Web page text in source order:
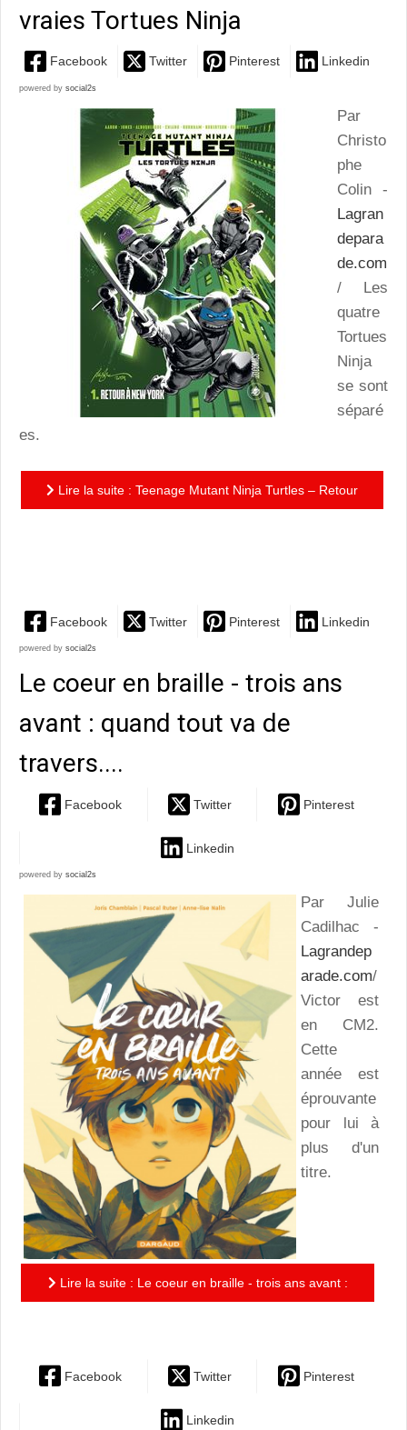
vraies Tortues Ninja
Facebook Twitter Pinterest Linkedin
powered by social2s
Par
Christo
phe
Colin -
Lagran
depara
de.com
/ Les
quatre
Tortues
Ninja
se sont
séparé
es.
Lire la suite : Teenage Mutant Ninja Turtles – Retour
Facebook Twitter Pinterest Linkedin
powered by social2s
Le coeur en braille - trois ans
avant : quand tout va de
travers....
Facebook Twitter Pinterest
Linkedin
powered by social2s
Par Julie
Cadilhac -
Lagrandep
arade.com/
Victor est
en CM2.
Cette
année est
éprouvante
pour lui à
plus d'un
titre.
Lire la suite : Le coeur en braille - trois ans avant :
Facebook Twitter Pinterest
Linkedin